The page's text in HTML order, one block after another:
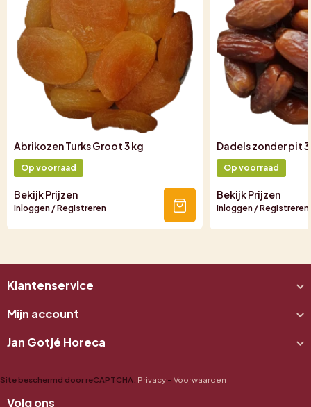
Abrikozen Turks Groot 3 kg
Op voorraad
Bekijk Prijzen
Inloggen / Registreren
Dadels zonder pit
Op voorraad
Bekijk Prijzen
Inloggen / Registreren
Klantenservice
Mijn account
Jan Gotjé Horeca
Site beschermd door reCAPTCHA. Privacy - Voorwaarden
Volg ons